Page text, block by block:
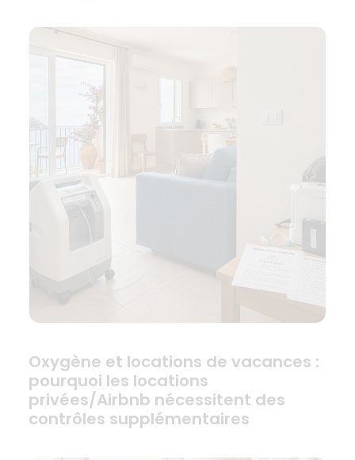
Oxygène et locations de vacances :
pourquoi les locations
privées/Airbnb nécessitent des
contrôles supplémentaires